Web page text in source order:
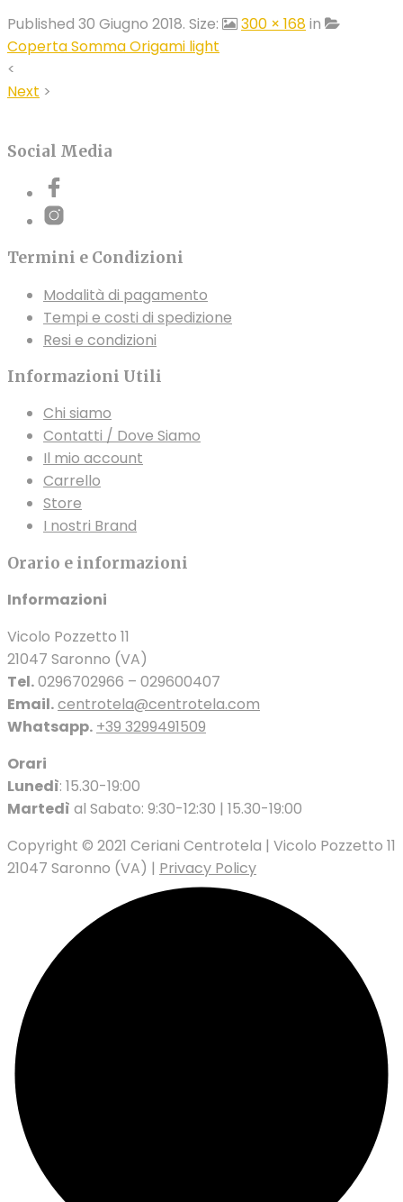
Published 30 Giugno 2018. Size: 300 × 168in
Coperta Somma Origami light
<
Next >
Social Media
Termini e Condizioni
Modalità di pagamento
Tempi e costi di spedizione
Resi e condizioni
Informazioni Utili
Chi siamo
Contatti / Dove Siamo
Il mio account
Carrello
Store
I nostri Brand
Orario e informazioni
Informazioni
Vicolo Pozzetto 11
21047 Saronno (VA)
Tel.0296702966 – 029600407
Email.centrotela@centrotela.com
Whatsapp. +39 3299491509
Orari
Lunedì: 15.30-19:00
Martedì al Sabato: 9:30-12:30 | 15.30-19:00
Copyright © 2021 Ceriani Centrotela | Vicolo Pozzetto 11
21047 Saronno (VA) | Privacy Policy